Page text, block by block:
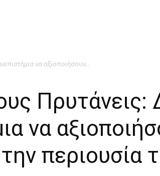
να αξιοποιήσουν...
Πρυτάνεις:
να
περιουσία